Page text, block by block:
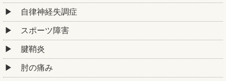
自律神経失調症
スポーツ障害
腱鞘炎
肘の痛み